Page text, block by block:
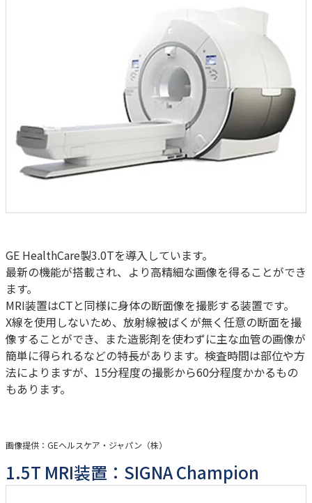
GE HealthCare製3.0Tを導入しています。
最新の機能が搭載され、より高精細な画像を得ることができ
ます。
MRI装置はCTと同様に身体の断面像を撮影する装置です。
X線を使用しないため、放射線被ばくが無く任意の断面を撮
像することができ、また造影剤を使わずに主な血管の画像が
簡単に得られるなどの特長があります。検査時間は部位や方
法によりますが、15分程度の撮影から60分程度かかるもの
もあります。
画像提供：GEヘルスケア・ジャパン（株）
1.5T MRI装置：SIGNA Champion